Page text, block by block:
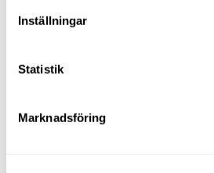
Inställningar
Statistik
Marknadsföring
Emma driver retreatgården Yoga
internationellt diplomerad
Read more